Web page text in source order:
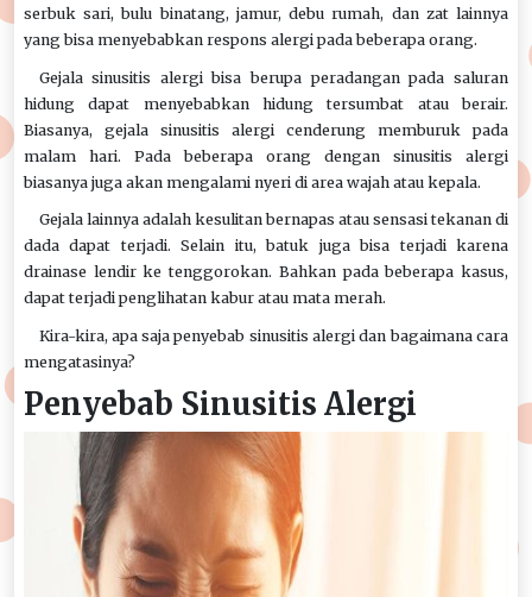
serbuk sari, bulu binatang, jamur, debu rumah, dan zat lainnya
yang bisa menyebabkan respons alergi pada beberapa orang.
Gejala sinusitis alergi bisa berupa peradangan pada saluran
hidung dapat menyebabkan hidung tersumbat atau berair.
Biasanya, gejala sinusitis alergi cenderung memburuk pada
malam hari. Pada beberapa orang dengan sinusitis alergi
biasanya juga akan mengalami nyeri di area wajah atau kepala.
Gejala lainnya adalah kesulitan bernapas atau sensasi tekanan di
dada dapat terjadi. Selain itu, batuk juga bisa terjadi karena
drainase lendir ke tenggorokan. Bahkan pada beberapa kasus,
dapat terjadi penglihatan kabur atau mata merah.
Kira-kira, apa saja penyebab sinusitis alergi dan bagaimana cara
mengatasinya?
Penyebab Sinusitis Alergi